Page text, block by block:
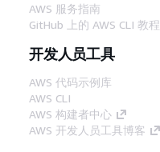
AWS 服务指南
GitHub 上的 AWS CLI 教程
开发人员工具
AWS 代码示例库
AWS CLI
AWS 构建者中心
AWS 开发人员工具博客